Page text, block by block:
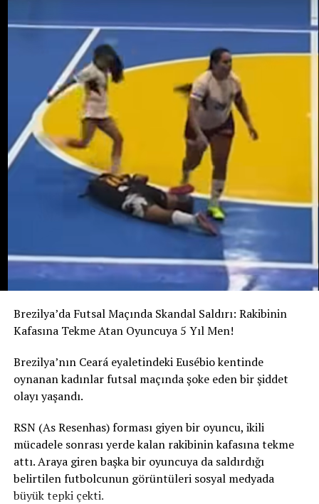
bebeği almak amacıyla işlenmiş olabileceği ihtimali
araştırılıyor. Ancak bunun henüz kanıtlanmış bir sonuç
değil, soruşturma kapsamında değerlendirilen bir ihtimal
olduğu belirtiliyor.
Ailenin açıklamasına göre Potosi bir kız çocuğu
bekliyordu. 12 Ağustos’ta dünyaya gelmesi beklenen
bebeğe “Alahia” adı verilmişti.
Maria Potosi toprağa verilirken soruşturmanın en
önemli sorusu hâlâ yanıt bekliyor: Alahia nerede ve
Brezilya’da Futsal Maçında Skandal Saldırı: Rakibinin
Kafasına Tekme Atan Oyuncuya 5 Yıl Men!
Brezilya’nın Ceará eyaletindeki Eusébio kentinde
oynanan kadınlar futsal maçında şoke eden bir şiddet
olayı yaşandı.
RSN (As Resenhas) forması giyen bir oyuncu, ikili
mücadele sonrası yerde kalan rakibinin kafasına tekme
attı. Araya giren başka bir oyuncuya da saldırdığı
belirtilen futbolcunun görüntüleri sosyal medyada
büyük tepki çekti.